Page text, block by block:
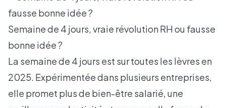
Semaine de 4 jours, vraie révolution RH ou fausse
bonne idée ?
La semaine de 4 jours est sur toutes les lèvres en
2025. Expérimentée dans plusieurs entreprises,
elle promet plus de bien-être salarié, une